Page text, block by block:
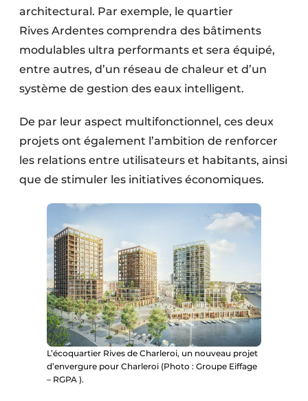
architectural. Par exemple, le quartier
Rives Ardentes comprendra des bâtiments
modulables ultra performants et sera équipé,
entre autres, d’un réseau de chaleur et d’un
système de gestion des eaux intelligent.
De par leur aspect multifonctionnel, ces deux
projets ont également l’ambition de renforcer
les relations entre utilisateurs et habitants, ainsi
que de stimuler les initiatives économiques.
L’écoquartier Rives de Charleroi, un nouveau projet
d’envergure pour Charleroi (Photo : Groupe Eiffage
– RGPA ).